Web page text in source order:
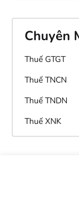
Chuyên
Thuế GTGT
Thuế TNCN
Thuế TNDN
Thuế XNK